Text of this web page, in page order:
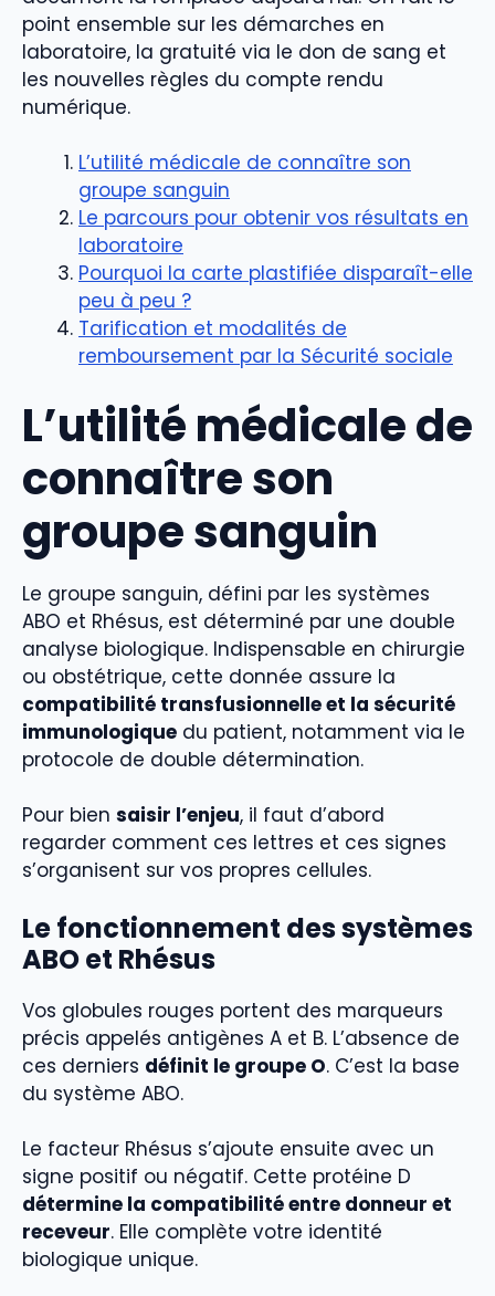
point ensemble sur les démarches en
laboratoire, la gratuité via le don de sang et
les nouvelles règles du compte rendu
numérique.
L’utilité médicale de connaître son
groupe sanguin
Le parcours pour obtenir vos résultats en
laboratoire
Pourquoi la carte plastifiée disparaît-elle
peu à peu ?
Tarification et modalités de
remboursement par la Sécurité sociale
L’utilité médicale de
connaître son
groupe sanguin
Le groupe sanguin, défini par les systèmes
ABO et Rhésus, est déterminé par une double
analyse biologique. Indispensable en chirurgie
ou obstétrique, cette donnée assure la
compatibilité transfusionnelle et la sécurité
immunologique du patient, notamment via le
protocole de double détermination.
Pour bien saisir l’enjeu, il faut d’abord
regarder comment ces lettres et ces signes
s’organisent sur vos propres cellules.
Le fonctionnement des systèmes
ABO et Rhésus
Vos globules rouges portent des marqueurs
précis appelés antigènes A et B. L’absence de
ces derniers définit le groupe O. C’est la base
du système ABO.
Le facteur Rhésus s’ajoute ensuite avec un
signe positif ou négatif. Cette protéine D
détermine la compatibilité entre donneur et
receveur. Elle complète votre identité
biologique unique.